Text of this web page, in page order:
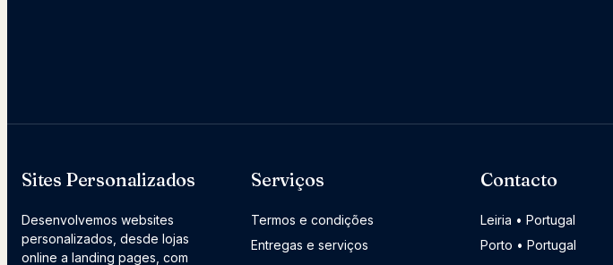
Sites Personalizados
Desenvolvemos websites
personalizados, desde lojas
online a landing pages, com
Serviços
Termos e condições
Entregas e serviços
Contacto
Leiria • Portugal
Porto • Portugal